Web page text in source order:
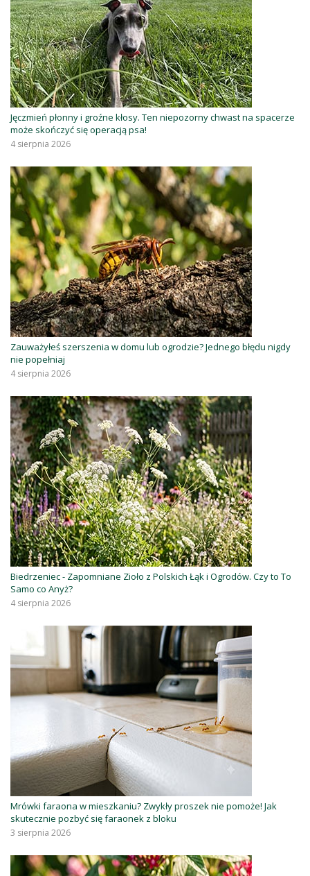
Jęczmień płonny i groźne kłosy. Ten niepozorny chwast na spacerze
może skończyć się operacją psa!
4 sierpnia 2026
Zauważyłeś szerszenia w domu lub ogrodzie? Jednego błędu nigdy
nie popełniaj
4 sierpnia 2026
Biedrzeniec - Zapomniane Zioło z Polskich Łąk i Ogrodów. Czy to To
Samo co Anyż?
4 sierpnia 2026
Mrówki faraona w mieszkaniu? Zwykły proszek nie pomoże! Jak
skutecznie pozbyć się faraonek z bloku
3 sierpnia 2026